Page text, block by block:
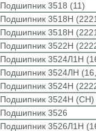
Подшипник 3518 (11)
Подшипник 3518Н
Подшипник 3518Н
Подшипник 3522Н
Подшипник 3524Л1Н
Подшипник 3524ЛН
Подшипник 3524Н
Подшипник 3524Н (CH)
Подшипник 3526
Подшипник 3526Л1Н